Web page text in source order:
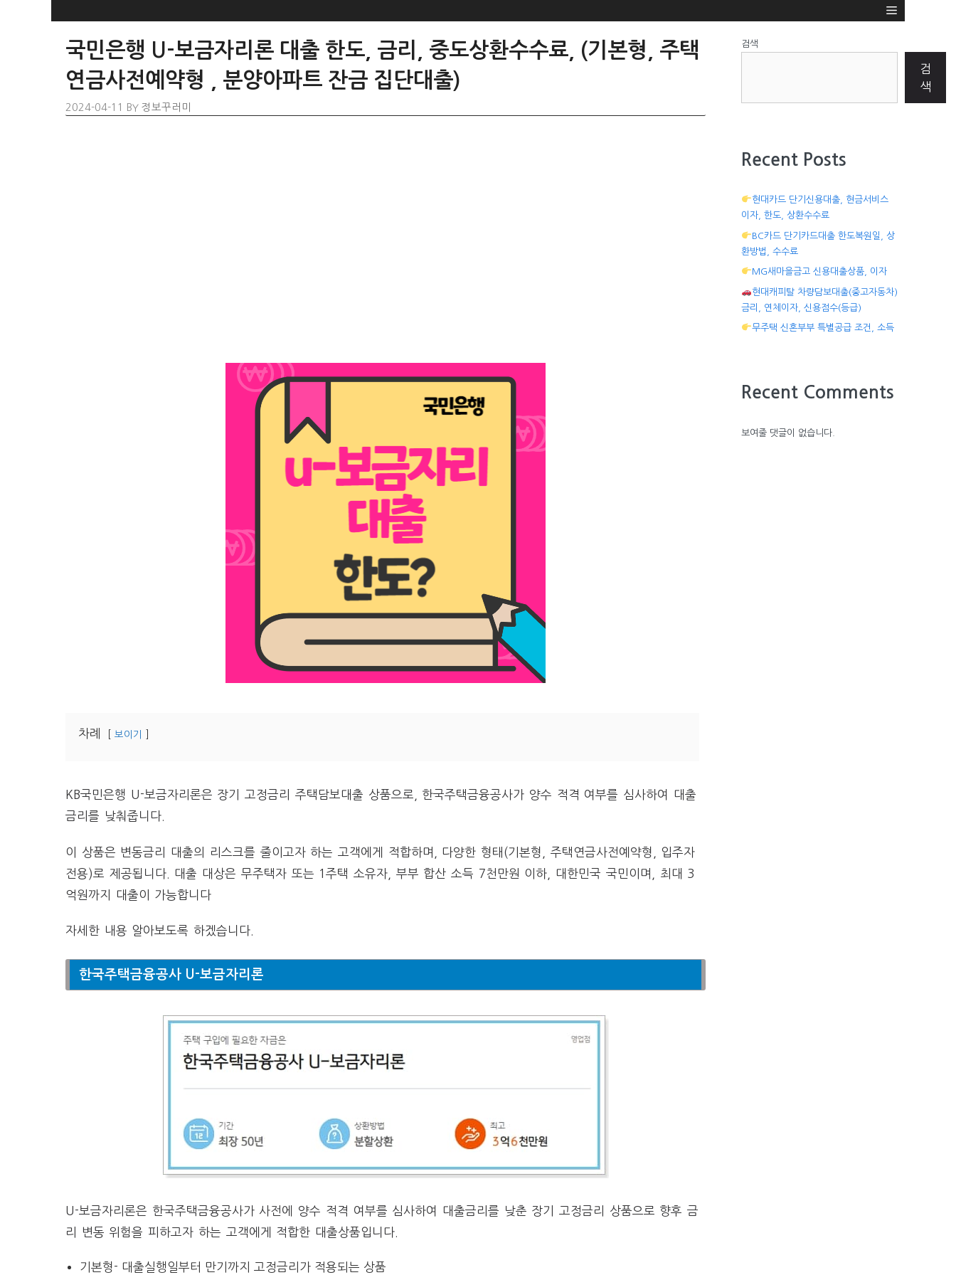
국민은행 U-보금자리론 대출 한도, 금리, 중도상환수수료, (기본형, 주택
연금사전예약형 , 분양아파트 잔금 집단대출)
2024-04-11 BY 정보꾸러미
차례 보이기
KB국민은행 U-보금자리론은 장기 고정금리 주택담보대출 상품으로, 한국주택금융공사가 양수 적격 여부를 심사하여 대출
금리를 낮춰줍니다.
이 상품은 변동금리 대출의 리스크를 줄이고자 하는 고객에게 적합하며, 다양한 형태(기본형, 주택연금사전예약형, 입주자
전용)로 제공됩니다. 대출 대상은 무주택자 또는 1주택 소유자, 부부 합산 소득 7천만원 이하, 대한민국 국민이며, 최대 3
억원까지 대출이 가능합니다
자세한 내용 알아보도록 하겠습니다.
한국주택금융공사 U-보금자리론
U-보금자리론은 한국주택금융공사가 사전에 양수 적격 여부를 심사하여 대출금리를 낮춘 장기 고정금리 상품으로 향후 금
리 변동 위험을 피하고자 하는 고객에게 적합한 대출상품입니다.
기본형- 대출실행일부터 만기까지 고정금리가 적용되는 상품
검색
검
색
Recent Posts
현대카드 단기신용대출, 현금서비스
이자, 한도, 상환수수료
BC카드 단기카드대출 한도복원일, 상
환방법, 수수료
MG새마을금고 신용대출상품, 이자
현대캐피탈 차량담보대출(중고자동차)
금리, 연체이자, 신용점수(등급)
무주택 신혼부부 특별공급 조건, 소득
Recent Comments
보여줄 댓글이 없습니다.